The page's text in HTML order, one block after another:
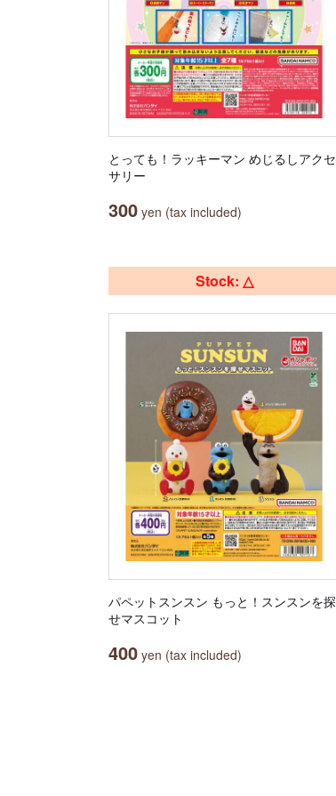
とっても！ラッキーマン めじるしアクセ
サリー
300 yen (tax included)
Stock: △
パペットスンスン もっと！スンスンを探
せマスコット
400 yen (tax included)